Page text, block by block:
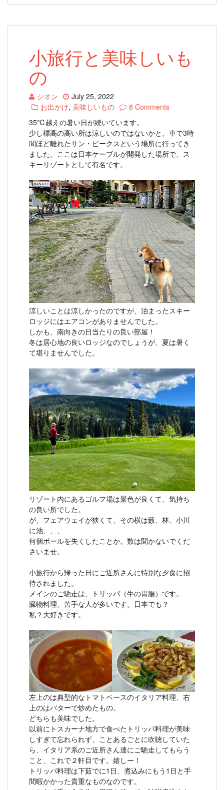
小旅行と美味しいも
の
シオン
July 25, 2022
お出かけ, 美味しいもの
8 Comments
35℃越えの暑い日が続いています。
少し標高の高い所は涼しいのではないかと、車で3時
間ほど離れたサン・ピークスという場所に行ってき
ました。ここは日本ケーブルが開発した場所で、ス
キーリゾートとして有名です。
涼しいことは涼しかったのですが、泊まったスキー
ロッジにはエアコンがありませんでした。
しかも、南向きの日当たりの良い部屋！
冬は居心地の良いロッジなのでしょうが、夏は暑く
て堪りませんでした。
リゾート内にあるゴルフ場は景色が良くて、気持ち
の良い所でした。
が、フェアウェイが狭くて、その横は藪、林、小川
に池、、、
何個ボールを失くしたことか。数は聞かないでくだ
さいませ。
小旅行から帰った日にご近所さんに特別な夕食に招
待されました。
メインのご馳走は、トリッパ（牛の胃腸）です。
臓物料理、苦手な人が多いです。日本でも？
私？大好きです。
左上のは典型的なトマトベースのイタリア料理、右
上のはバターで炒めたもの。
どちらも美味でした。
以前にトスカーナ地方で食べたトリッパ料理が美味
しすぎて忘れられず、ことあるごとに吹聴していた
ら、イタリア系のご近所さん達にご馳走してもらう
こと、これで２軒目です。嬉しー！
トリッパ料理は下茹でに1日、煮込みにもう1日と手
間暇かかった貴重なものなのです。